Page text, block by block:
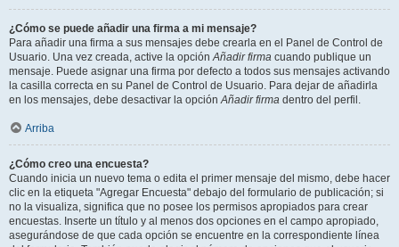
¿Cómo se puede añadir una firma a mi mensaje?
Para añadir una firma a sus mensajes debe crearla en el Panel de Control de
Usuario. Una vez creada, active la opciónAñadir firma cuando publique un
mensaje. Puede asignar una firma por defecto a todos sus mensajes activando
la casilla correcta en su Panel de Control de Usuario. Para dejar de añadirla
en los mensajes, debe desactivar la opciónAñadir firma dentro del perfil.
Arriba
¿Cómo creo una encuesta?
Cuando inicia un nuevo tema o edita el primer mensaje del mismo, debe hacer
clic en la etiqueta "Agregar Encuesta" debajo del formulario de publicación; si
no la visualiza, significa que no posee los permisos apropiados para crear
encuestas. Inserte un título y al menos dos opciones en el campo apropiado,
asegurándose de que cada opción se encuentre en la correspondiente línea